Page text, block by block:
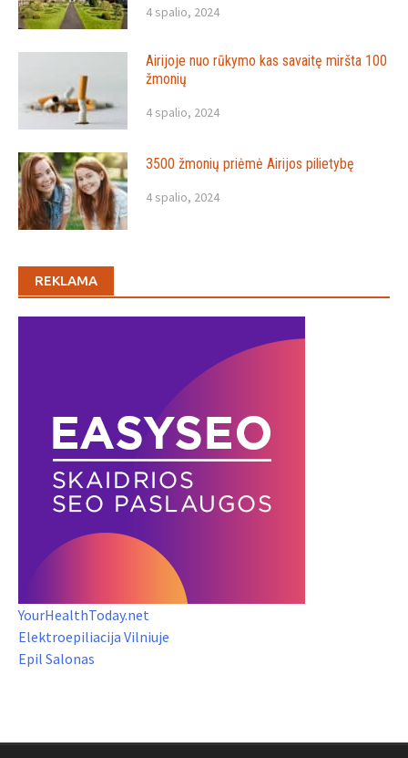
4 spalio, 2024
Airijoje nuo rūkymo kas savaitę miršta 100
žmonių
4 spalio, 2024
3500 žmonių priėmė Airijos pilietybę
4 spalio, 2024
REKLAMA
YourHealthToday.net
Elektroepiliacija Vilniuje
Epil Salonas